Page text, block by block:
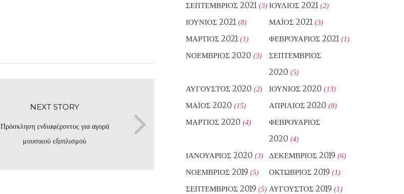
NEXT STORY
Πρόσκληση ενδιαφέροντος για αγορά
μουσικού εξοπλισμού
ΣΕΠΤΈΜΒΡΙΟΣ 2021 (3)ΙΟΎΛΙΟΣ 2021 (2)
ΙΟΎΝΙΟΣ 2021 (8) ΜΆΙΟΣ 2021 (3)
ΜΆΡΤΙΟΣ 2021 (1) ΦΕΒΡΟΥΆΡΙΟΣ 2021 (1)
ΝΟΈΜΒΡΙΟΣ 2020 (3)
ΣΕΠΤΈΜΒΡΙΟΣ
2020 (5)
ΑΎΓΟΥΣΤΟΣ 2020 (2) ΙΟΎΝΙΟΣ 2020 (13)
ΜΆΙΟΣ 2020 (15) ΑΠΡΊΛΙΟΣ 2020 (8)
ΜΆΡΤΙΟΣ 2020 (4)
ΦΕΒΡΟΥΆΡΙΟΣ
2020 (4)
ΙΑΝΟΥΆΡΙΟΣ 2020 (3) ΔΕΚΈΜΒΡΙΟΣ 2019 (6)
ΝΟΈΜΒΡΙΟΣ 2019 (5) ΟΚΤΏΒΡΙΟΣ 2019 (1)
ΣΕΠΤΈΜΒΡΙΟΣ 2019 (5) ΑΎΓΟΥΣΤΟΣ 2019 (1)